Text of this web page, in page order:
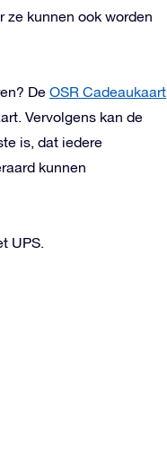
ze kunnen ook worden
De OSR Cadeaukaart
Vervolgens kan de
is, dat iedere
kunnen
UPS.